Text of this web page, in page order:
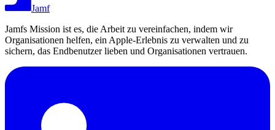
Jamf
Jamfs Mission ist es, die Arbeit zu vereinfachen, indem wir
Organisationen helfen, ein Apple-Erlebnis zu verwalten und zu
sichern, das Endbenutzer lieben und Organisationen vertrauen.